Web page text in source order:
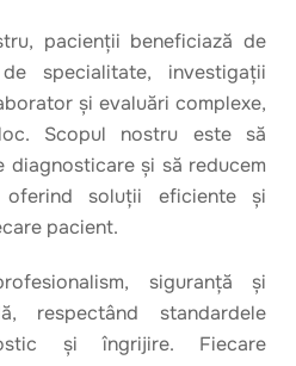
pacienții beneficiază de
specialitate, investigații
și evaluări complexe,
Scopul nostru este să
diagnosticare și să reducem
soluții eficiente și
pacient.
siguranță și
respectând standardele
și îngrijire. Fiecare